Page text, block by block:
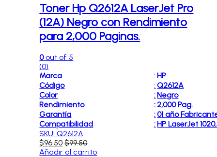
Toner Hp Q2612A LaserJet Pro
(12A) Negro con Rendimiento
para 2,000 Paginas.
0out of 5
(0)
Marca
: HP
Código
: Q2612A
Color
:Negro
Rendimiento
: 2,000 Pag.
Garantía
:01 año
Compatibilidad
:HP LaserJet 1020,
SKU: Q2612A
$96.50 $99.50
Añadir al carrito